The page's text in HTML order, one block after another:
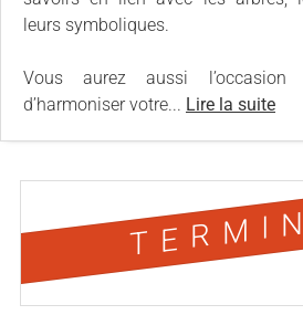
leurs symboliques.
Vous aurez aussi l’occasion
d’harmoniser votre... Lire la suite